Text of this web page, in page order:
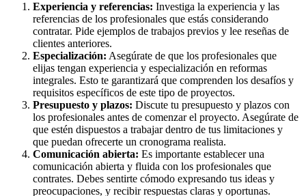
Experiencia y referencias: Investiga la experiencia y las
referencias de los profesionales que estás considerando
contratar. Pide ejemplos de trabajos previos y lee reseñas de
clientes anteriores.
Especialización: Asegúrate de que los profesionales que
elijas tengan experiencia y especialización en reformas
integrales. Esto te garantizará que comprenden los desafíos y
requisitos específicos de este tipo de proyectos.
Presupuesto y plazos: Discute tu presupuesto y plazos con
los profesionales antes de comenzar el proyecto. Asegúrate de
que estén dispuestos a trabajar dentro de tus limitaciones y
que puedan ofrecerte un cronograma realista.
Comunicación abierta: Es importante establecer una
comunicación abierta y fluida con los profesionales que
contrates. Debes sentirte cómodo expresando tus ideas y
preocupaciones, y recibir respuestas claras y oportunas.